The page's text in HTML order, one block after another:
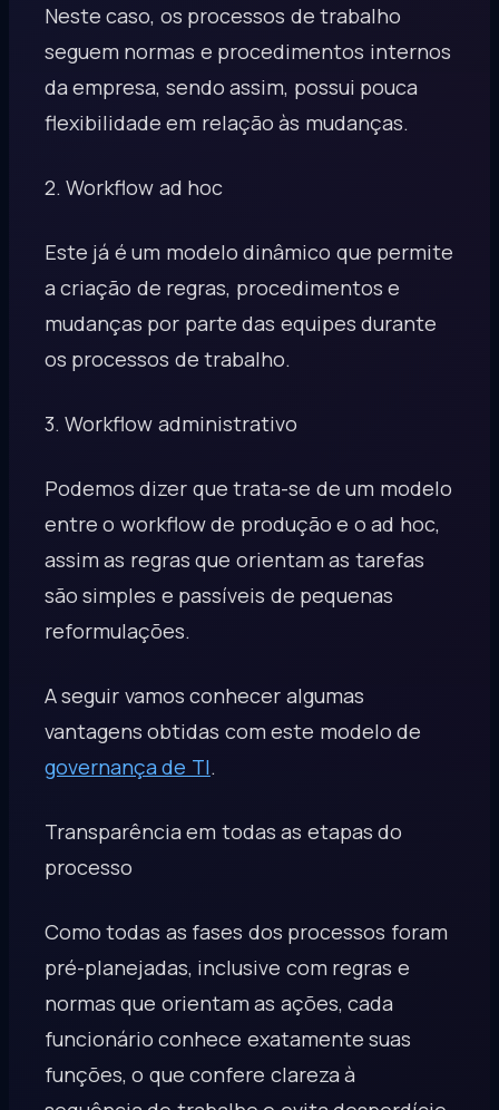
Neste caso, os processos de trabalho
seguem normas e procedimentos internos
da empresa, sendo assim, possui pouca
flexibilidade em relação às mudanças.
2. Workflow ad hoc
Este já é um modelo dinâmico que permite
a criação de regras, procedimentos e
mudanças por parte das equipes durante
os processos de trabalho.
3. Workflow administrativo
Podemos dizer que trata-se de um modelo
entre o workflow de produção e o ad hoc,
assim as regras que orientam as tarefas
são simples e passíveis de pequenas
reformulações.
A seguir vamos conhecer algumas
vantagens obtidas com este modelo de
governança de TI.
Transparência em todas as etapas do
processo
Como todas as fases dos processos foram
pré-planejadas, inclusive com regras e
normas que orientam as ações, cada
funcionário conhece exatamente suas
funções, o que confere clareza à